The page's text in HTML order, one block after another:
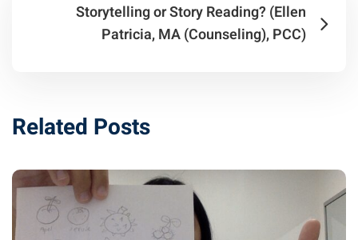
Storytelling or Story Reading? (Ellen
Patricia, MA (Counseling), PCC)
Related Posts